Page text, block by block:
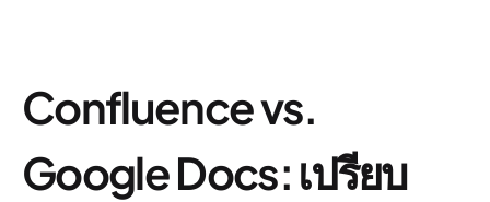
Confluence vs.
Google Docs: เปรียบ